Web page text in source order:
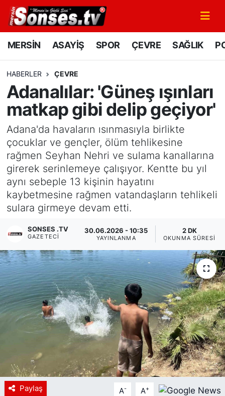
MERSİN ASAYİŞ SPOR ÇEVRE SAĞLIK
HABERLER ÇEVRE
Adanalılar: 'Güneş ışınları
matkap gibi delip geçiyor'
Adana'da havaların ısınmasıyla birlikte
çocuklar ve gençler, ölüm tehlikesine
rağmen Seyhan Nehri ve sulama kanallarına
girerek serinlemeye çalışıyor. Kentte bu yıl
aynı sebeple 13 kişinin hayatını
kaybetmesine rağmen vatandaşların tehlikeli
sulara girmeye devam etti.
SONSES .TV
GAZETECI
30.06.2026 - 10:35
YAYINLANMA
2 DK
OKUNMA SÜRESI
Paylaş A- A+
MERSİN
SPOR
GÜNÜN MANŞETİ
DÜNYA
KÜLTÜR - SANAT
MAGAZİN
YEREL HABER
Haberde insan
Tanıtım
Mersin Nöbetçi Eczaneler
Mersin Namaz Vakitleri
Mersin Trafik Yoğunluk Haritası
Süper Lig Puan Durumu ve Fikstür
Tüm Manşetler
Son Dakika Haberleri